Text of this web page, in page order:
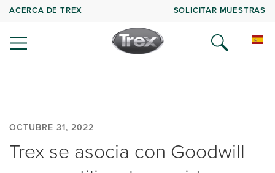
ACERCA DE TREX SOLICITAR MUESTRAS
OCTUBRE 31, 2022
Trex se asocia con Goodwill